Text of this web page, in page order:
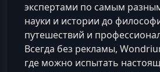
экспертами по самым
науки и истории до
путешествий и
Всегда без рекламы,
где можно испытать